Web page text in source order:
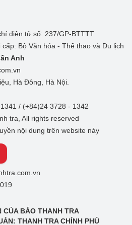
điện tử số: 237/GP-BTTTT
Bộ Văn hóa - Thể thao và Du lịch
Anh
Hà Đông, Hà Nội.
/ (+84)24 3728 - 1342
tra, All rights reserved
nội dung trên website này
CỦA BÁO THANH TRA
THANH TRA CHÍNH PHỦ